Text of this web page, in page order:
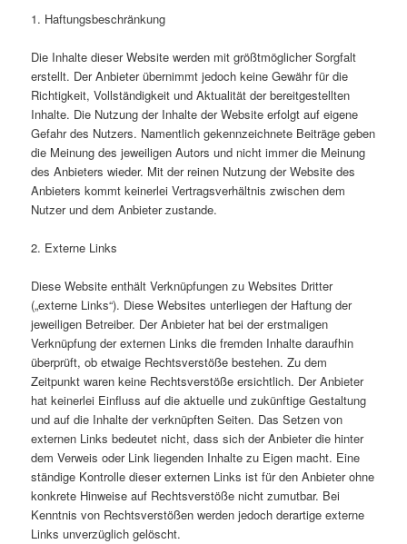
1. Haftungsbeschränkung
Die Inhalte dieser Website werden mit größtmöglicher Sorgfalt
erstellt. Der Anbieter übernimmt jedoch keine Gewähr für die
Richtigkeit, Vollständigkeit und Aktualität der bereitgestellten
Inhalte. Die Nutzung der Inhalte der Website erfolgt auf eigene
Gefahr des Nutzers. Namentlich gekennzeichnete Beiträge geben
die Meinung des jeweiligen Autors und nicht immer die Meinung
des Anbieters wieder. Mit der reinen Nutzung der Website des
Anbieters kommt keinerlei Vertragsverhältnis zwischen dem
Nutzer und dem Anbieter zustande.
2. Externe Links
Diese Website enthält Verknüpfungen zu Websites Dritter
(„externe Links“). Diese Websites unterliegen der Haftung der
jeweiligen Betreiber. Der Anbieter hat bei der erstmaligen
Verknüpfung der externen Links die fremden Inhalte daraufhin
überprüft, ob etwaige Rechtsverstöße bestehen. Zu dem
Zeitpunkt waren keine Rechtsverstöße ersichtlich. Der Anbieter
hat keinerlei Einfluss auf die aktuelle und zukünftige Gestaltung
und auf die Inhalte der verknüpften Seiten. Das Setzen von
externen Links bedeutet nicht, dass sich der Anbieter die hinter
dem Verweis oder Link liegenden Inhalte zu Eigen macht. Eine
ständige Kontrolle dieser externen Links ist für den Anbieter ohne
konkrete Hinweise auf Rechtsverstöße nicht zumutbar. Bei
Kenntnis von Rechtsverstößen werden jedoch derartige externe
Links unverzüglich gelöscht.